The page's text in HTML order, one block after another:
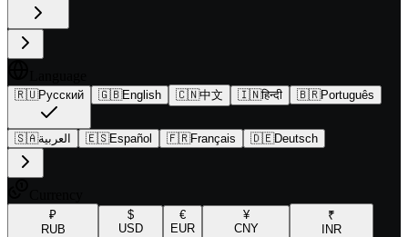
🇷🇺Русский 🇬🇧English 🇨🇳中文 🇮🇳हिन्दी 🇧🇷Português
🇸🇦العربية 🇪🇸Español 🇫🇷Français 🇩🇪Deutsch
₽
RUB
$
USD
€
EUR
¥
CNY
₹
INR